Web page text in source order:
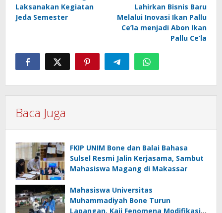
Laksanakan Kegiatan
Jeda Semester
Lahirkan Bisnis Baru
Melalui Inovasi Ikan Pallu
Ce’la menjadi Abon Ikan
Pallu Ce’la
Baca Juga
FKIP UNIM Bone dan Balai Bahasa
Sulsel Resmi Jalin Kerjasama, Sambut
Mahasiswa Magang di Makassar
Mahasiswa Universitas
Muhammadiyah Bone Turun
Lapangan, Kaji Fenomena Modifikasi